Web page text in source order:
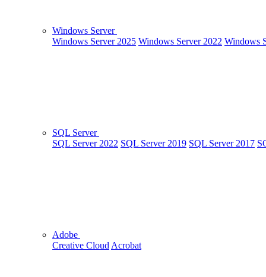
Windows Server
Windows Server 2025 Windows Server 2022 Windows
SQL Server
SQL Server 2022 SQL Server 2019 SQL Server 2017
Adobe
Creative Cloud Acrobat